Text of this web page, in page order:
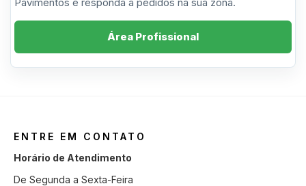
Área Profissional
ENTRE EM CONTATO
Horário de Atendimento
De Segunda a Sexta-Feira